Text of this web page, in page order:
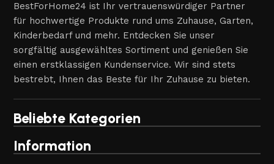
BestForHome24 ist Ihr vertrauenswürdiger Partner
für hochwertige Produkte rund ums Zuhause, Garten,
Kinderbedarf und mehr. Entdecken Sie unser
sorgfältig ausgewähltes Sortiment und genießen Sie
einen erstklassigen Kundenservice. Wir sind stets
bestrebt, Ihnen das Beste für Ihr Zuhause zu bieten.
Beliebte Kategorien
Information